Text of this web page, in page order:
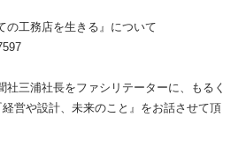
の工務店を生きる』について
社三浦社長をファシリテーターに、もるく
営や設計、未来のこと』をお話させて頂